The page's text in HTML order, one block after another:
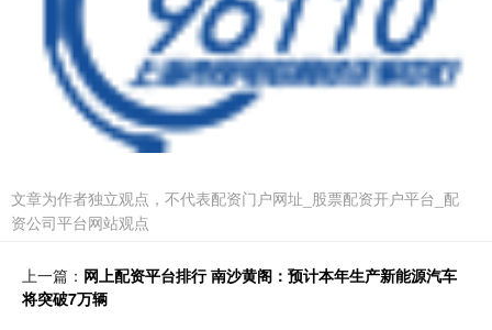
文章为作者独立观点，不代表配资门户网址_股票配资开户平台_配
资公司平台网站观点
上一篇： 网上配资平台排行 南沙黄阁：预计本年生产新能源汽车
将突破7万辆